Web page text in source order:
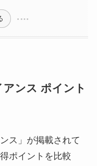
ンス ポイント
ス」が掲載されて
ポイントを比較